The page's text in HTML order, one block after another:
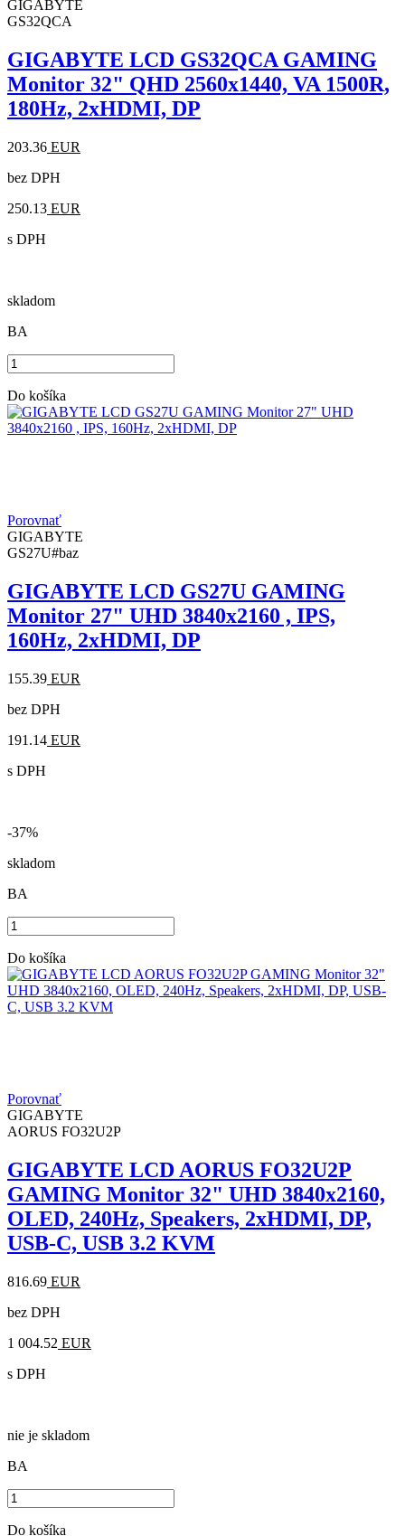
GIGABYTE
GS32QCA
GIGABYTE LCD GS32QCA GAMING
Monitor 32" QHD 2560x1440, VA 1500R,
180Hz, 2xHDMI, DP
203.36 EUR
bez DPH
250.13 EUR
s DPH
skladom
BA
Do košíka
Porovnať
GIGABYTE
GS27U#baz
GIGABYTE LCD GS27U GAMING
Monitor 27" UHD 3840x2160 , IPS,
160Hz, 2xHDMI, DP
155.39 EUR
bez DPH
191.14 EUR
s DPH
-37%
skladom
BA
Do košíka
Porovnať
GIGABYTE
AORUS FO32U2P
GIGABYTE LCD AORUS FO32U2P
GAMING Monitor 32" UHD 3840x2160,
OLED, 240Hz, Speakers, 2xHDMI, DP,
USB-C, USB 3.2 KVM
816.69 EUR
bez DPH
1 004.52 EUR
s DPH
nie je skladom
BA
Do košíka